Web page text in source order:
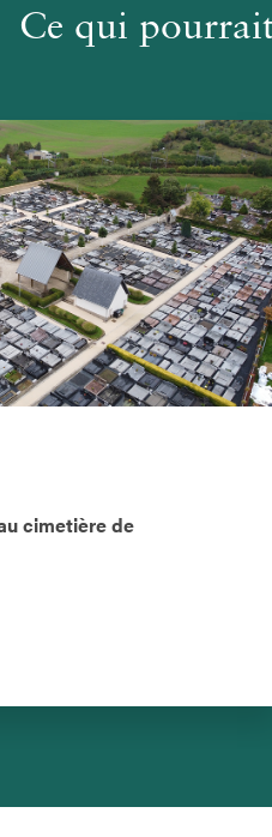
Ce qui
cimetière de